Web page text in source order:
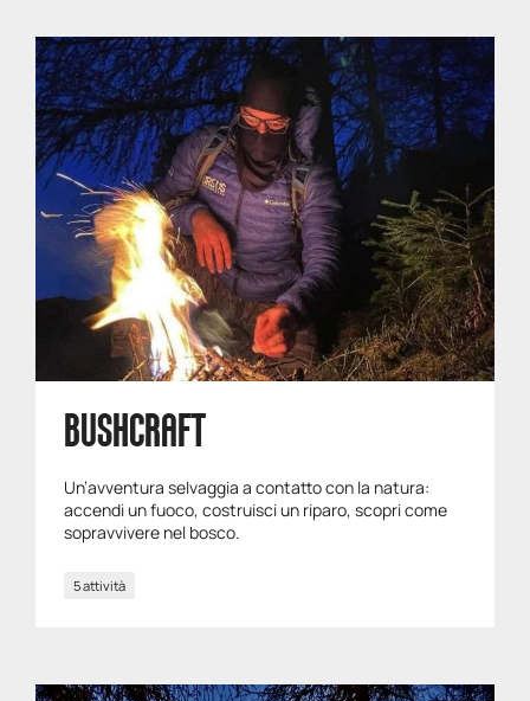
BUSHCRAFT
Un’avventura selvaggia a contatto con la natura:
accendi un fuoco, costruisci un riparo, scopri come
sopravvivere nel bosco.
5 attività